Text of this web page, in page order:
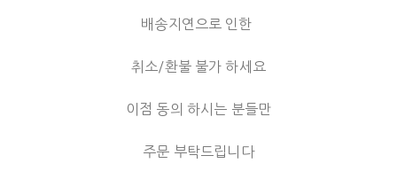
배송지연으로 인한
취소/환불 불가 하세요
이점 동의 하시는 분들만
주문 부탁드립니다